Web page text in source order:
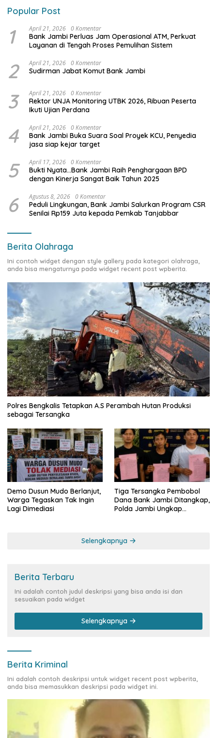
Popular Post
1 April 21, 2026 0 Komentar
Bank Jambi Perluas Jam Operasional ATM, Perkuat
Layanan di Tengah Proses Pemulihan Sistem
2 April 21, 2026 0 Komentar
Sudirman Jabat Komut Bank Jambi
3 April 21, 2026 0 Komentar
Rektor UNJA Monitoring UTBK 2026, Ribuan Peserta
Ikuti Ujian Perdana
4 April 21, 2026 0 Komentar
Bank Jambi Buka Suara Soal Proyek KCU, Penyedia
jasa siap kejar target
5 April 17, 2026 0 Komentar
Bukti Nyata…Bank Jambi Raih Penghargaan BPD
dengan Kinerja Sangat Baik Tahun 2025
6 Agustus 8, 2026 0 Komentar
Peduli Lingkungan, Bank Jambi Salurkan Program CSR
Senilai Rp159 Juta kepada Pemkab Tanjabbar
Berita Olahraga
Ini contoh widget dengan style gallery pada kategori olahraga,
anda bisa mengaturnya pada widget recent post wpberita.
Polres Bengkalis Tetapkan A.S Perambah Hutan Produksi
sebagai Tersangka
Demo Dusun Mudo Berlanjut,
Warga Tegaskan Tak Ingin
Lagi Dimediasi
Tiga Tersangka Pembobol
Dana Bank Jambi Ditangkap,
Polda Jambi Ungkap
Selengkapnya
Berita Terbaru
Ini adalah contoh judul deskripsi yang bisa anda isi dan
sesuaikan pada widget
Selengkapnya
Berita Kriminal
Ini adalah contoh deskripsi untuk widget recent post wpberita,
anda bisa memasukkan deskripsi pada widget ini.